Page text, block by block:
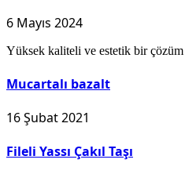
6 Mayıs 2024
Yüksek kaliteli ve estetik bir
Mucartalı bazalt
16 Şubat 2021
Fileli Yassı Çakıl Taşı